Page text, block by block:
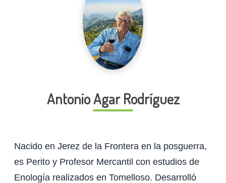
Antonio Agar Rodríguez
Nacido en Jerez de la Frontera en la posguerra,
es Perito y Profesor Mercantil con estudios de
Enología realizados en Tomelloso. Desarrolló